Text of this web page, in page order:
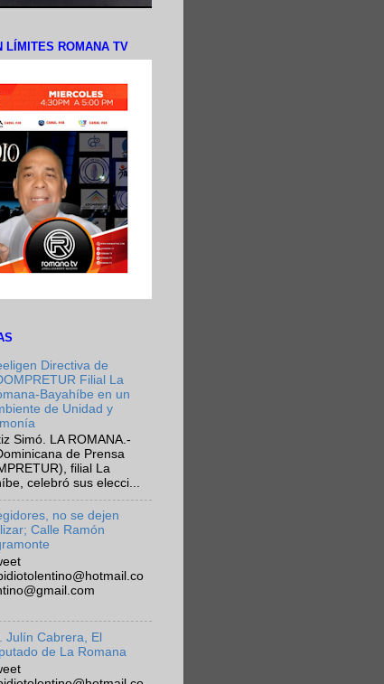
LÍMITES ROMANA TV
Directiva de
Filial La
Bayahíbe en un
de Unidad y
Simó. LA ROMANA.-
de Prensa
filial La
celebró sus elecci...
no se dejen
Calle Ramón
Julín Cabrera, El
de La Romana